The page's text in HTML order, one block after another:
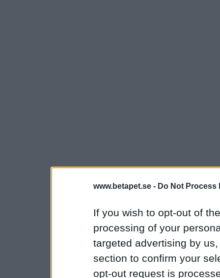
www.betapet.se - Do Not Process
If you wish to opt-out of
processing of your
targeted advertising by
section to confirm your
opt-out request is